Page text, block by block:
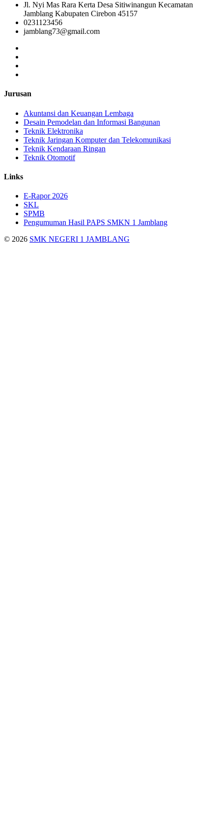
Jl. Nyi Mas Rara Kerta Desa Sitiwinangun Kecamatan
Jamblang Kabupaten Cirebon 45157
0231123456
jamblang73@gmail.com
Jurusan
Akuntansi dan Keuangan Lembaga
Desain Pemodelan dan Informasi Bangunan
Teknik Elektronika
Teknik Jaringan Komputer dan Telekomunikasi
Teknik Kendaraan Ringan
Teknik Otomotif
Links
E-Rapor 2026
SKL
SPMB
Pengumuman Hasil PAPS SMKN 1 Jamblang
© 2026 SMK NEGERI 1 JAMBLANG